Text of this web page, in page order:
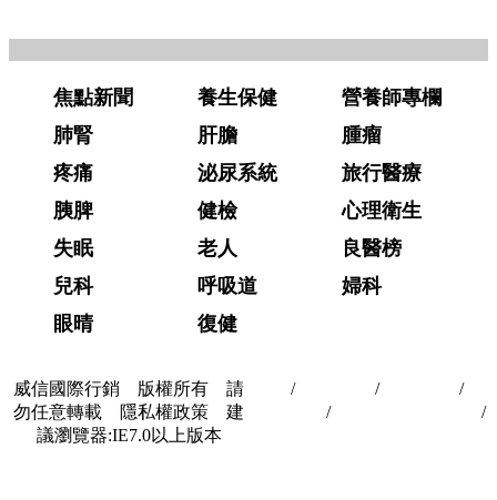
焦點新聞 養生保健
營養師專欄
肺腎
肝膽
腫瘤
疼痛
泌尿系統
旅行醫療
胰脾
健檢
心理衛生
失眠
老人
良醫榜
兒科
呼吸道
婦科
眼晴
復健
威信國際行銷 版權所有 請
勿任意轉載 隱私權政策 建
議瀏覽器:IE7.0以上版本
/ / /
/
/